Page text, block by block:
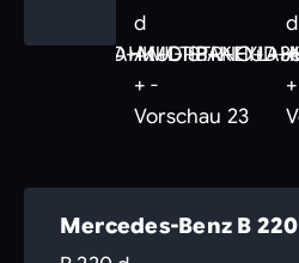
Mercedes-Benz B 220